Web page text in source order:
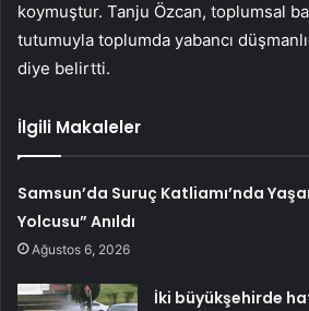
koymuştur. Tanju Özcan, toplumsal
tutumuyla toplumda yabancı
diye belirtti.
İlgili Makaleler
Samsun’da Suruç Katliamı’nda
Yolcusu” Anıldı
Ağustos 6, 2026
İki büyükşehirde